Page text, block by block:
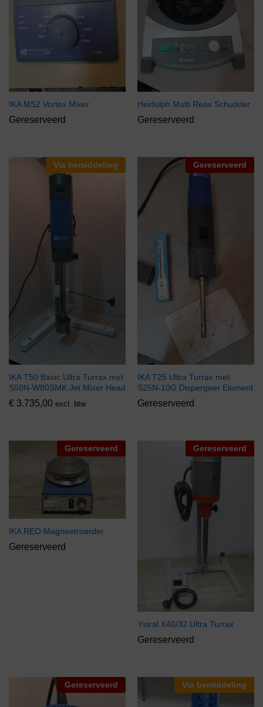
IKA MS2 Vortex Mixer
Gereserveerd
Heidolph Multi Reax Schudder
Gereserveerd
Via bemiddeling
IKA T50 Basic Ultra Turrax met
S50N-W80SMK Jet Mixer Head
€ 3.735,00 excl. btw
Gereserveerd
IKA T25 Ultra Turrax met
S25N-10G Dispergeer Element
Gereserveerd
Gereserveerd
IKA REO Magneetroerder
Gereserveerd
Gereserveerd
Ystral X40/32 Ultra Turrax
Gereserveerd
Gereserveerd Via bemiddeling